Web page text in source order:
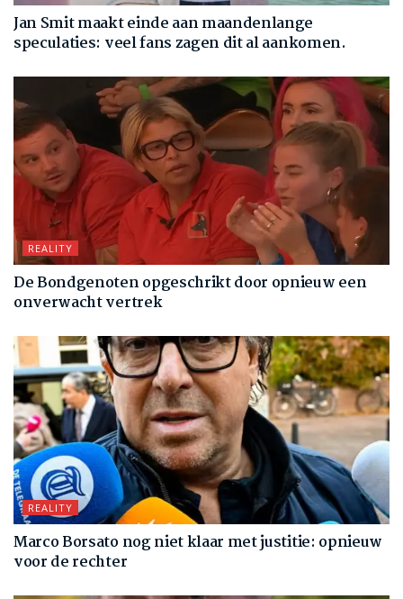
Jan Smit maakt einde aan maandenlange
speculaties: veel fans zagen dit al aankomen.
REALITY
De Bondgenoten opgeschrikt door opnieuw een
onverwacht vertrek
REALITY
Marco Borsato nog niet klaar met justitie: opnieuw
voor de rechter